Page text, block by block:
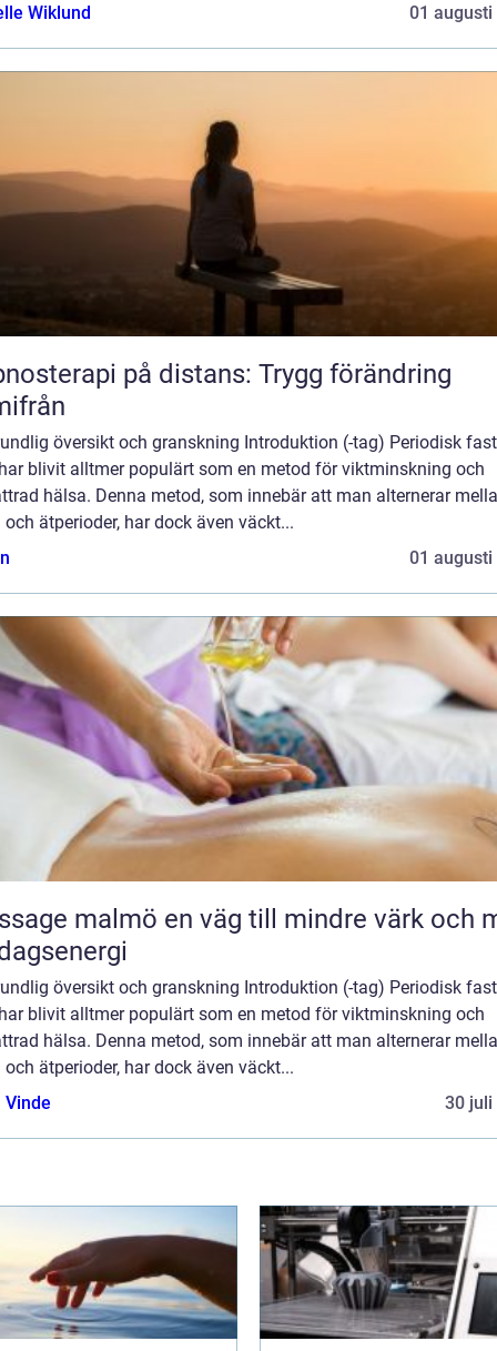
Wiklund
01 augusti
på distans: Trygg förändring
översikt och granskning Introduktion (-tag) Periodisk
blivit alltmer populärt som en metod för viktminskning och
hälsa. Denna metod, som innebär att man alternerar
ätperioder, har dock även väckt...
01 augusti
en väg till mindre värk och mer
översikt och granskning Introduktion (-tag) Periodisk
blivit alltmer populärt som en metod för viktminskning och
hälsa. Denna metod, som innebär att man alternerar
ätperioder, har dock även väckt...
Vinde
30 juli